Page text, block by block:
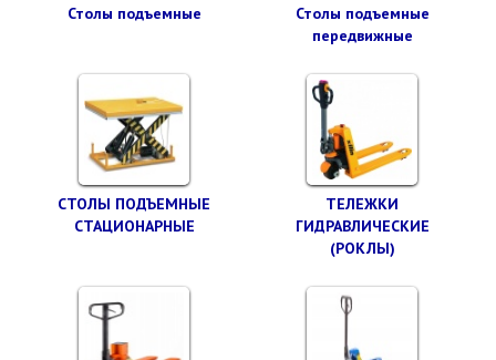
Столы подъемные
Столы подъемные
передвижные
СТОЛЫ ПОДЪЕМНЫЕ
СТАЦИОНАРНЫЕ
ТЕЛЕЖКИ
ГИДРАВЛИЧЕСКИЕ
(РОКЛЫ)